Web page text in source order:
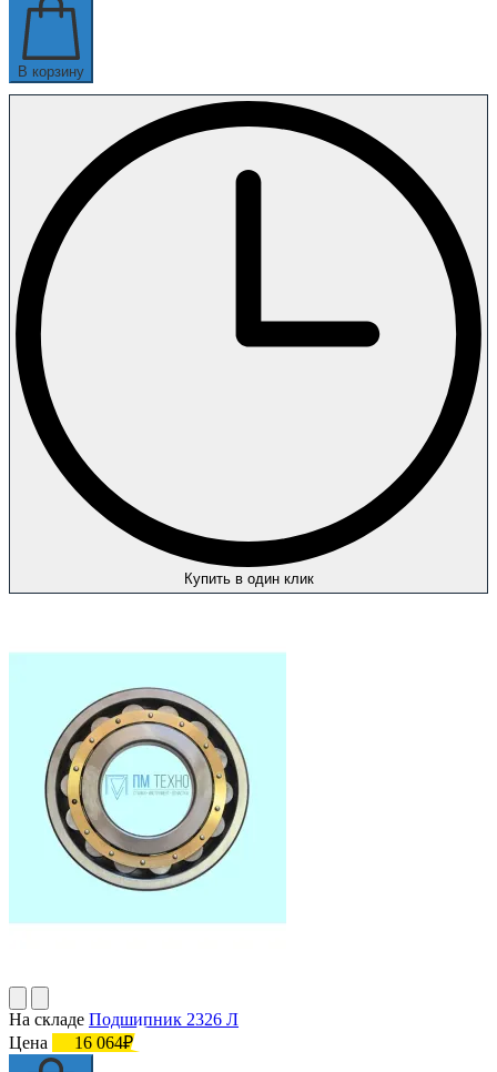
В корзину
Купить в один клик
На складе Подшипник 2326 Л
Цена
16 064₽